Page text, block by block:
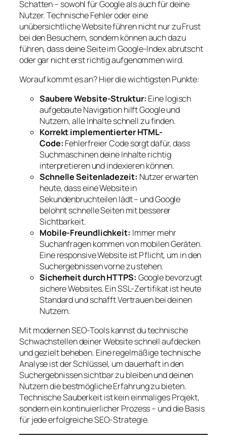
Schatten – sowohl für Google als auch für deine
Nutzer. Technische Fehler oder eine
unübersichtliche Website führen nicht nur zu Frust
bei den Besuchern, sondern können auch dazu
führen, dass deine Seite im Google-Index abrutscht
oder gar nicht erst richtig aufgenommen wird.
Worauf kommt es an? Hier die wichtigsten Punkte:
Saubere Website-Struktur: Eine logisch
aufgebaute Navigation hilft Google und
Nutzern, alle Inhalte schnell zu finden.
Korrekt implementierter HTML-
Code: Fehlerfreier Code sorgt dafür, dass
Suchmaschinen deine Inhalte richtig
interpretieren und indexieren können.
Schnelle Seitenladezeit: Nutzer erwarten
heute, dass eine Website in
Sekundenbruchteilen lädt – und Google
belohnt schnelle Seiten mit besserer
Sichtbarkeit.
Mobile-Freundlichkeit: Immer mehr
Suchanfragen kommen von mobilen Geräten.
Eine responsive Website ist Pflicht, um in den
Suchergebnissen vorne zu stehen.
Sicherheit durch HTTPS: Google bevorzugt
sichere Websites. Ein SSL-Zertifikat ist heute
Standard und schafft Vertrauen bei deinen
Nutzern.
Mit modernen SEO-Tools kannst du technische
Schwachstellen deiner Website schnell aufdecken
und gezielt beheben. Eine regelmäßige technische
Analyse ist der Schlüssel, um dauerhaft in den
Suchergebnissen sichtbar zu bleiben und deinen
Nutzern die bestmögliche Erfahrung zu bieten.
Technische Sauberkeit ist kein einmaliges Projekt,
sondern ein kontinuierlicher Prozess – und die Basis
für jede erfolgreiche SEO-Strategie.